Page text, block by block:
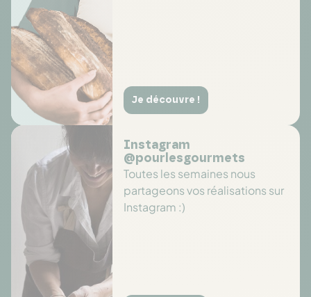
Je découvre !
Instagram
@pourlesgourmets
Toutes les semaines nous
partageons vos réalisations sur
Instagram :)